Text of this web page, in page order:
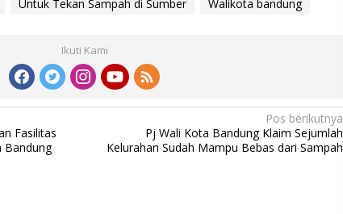
Untuk Tekan Sampah di Sumber Walikota bandung
Ikuti Kami
Fasilitas
Bandung
Pos berikutnya
Pj Wali Kota Bandung Klaim Sejumlah
Kelurahan Sudah Mampu Bebas dari Sampah